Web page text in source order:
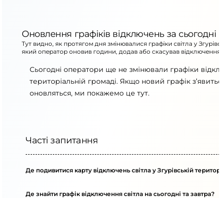
Оновлення графіків відключень за сьогодні
Тут видно, як протягом дня змінювалися графіки світла у
який оператор оновив години, додав або скасував
Сьогодні оператори ще не змінювали графіки
територіальній громаді. Якщо новий графік
оновляться, ми покажемо це тут.
Часті запитання
Де подивитися карту відключень світла у Згурівській
Де знайти графік відключення світла на сьогодні та завтра?